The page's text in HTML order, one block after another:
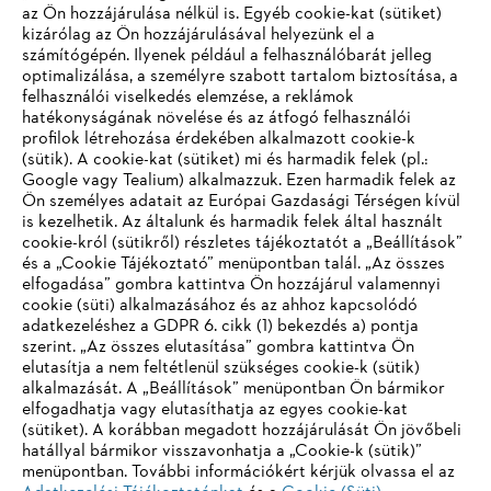
lopásvédelem csak néhány azok közül a funkciók közül, amelyeken
a fejlesztőcsapatok dolgoznak. Az analóg égéstechnika rajongóinak
azonban nem kell aggódniuk, hogy az általuk kedvelt valódi
láncfűrészes hangzás a jövőben kizárólag az MP3-ba kerül: A
STIHL is hű marad az eredetéhez, a benzinmotoros szerszámok
üzletágához.
Információk a beszállítók számára
Termékek
Kapcsolat
Karrier
Bejelentő rendszer
az Ön hozzájárulása nélkül is. Egyéb cookie-kat (sütiket)
kizárólag az Ön hozzájárulásával helyezünk el a
számítógépén. Ilyenek például a felhasználóbarát jelleg
optimalizálása, a személyre szabott tartalom biztosítása, a
felhasználói viselkedés elemzése, a reklámok
hatékonyságának növelése és az átfogó felhasználói
profilok létrehozása érdekében alkalmazott cookie-k
(sütik). A cookie-kat (sütiket) mi és harmadik felek (pl.:
Google vagy Tealium) alkalmazzuk. Ezen harmadik felek az
Ön személyes adatait az Európai Gazdasági Térségen kívül
is kezelhetik. Az általunk és harmadik felek által használt
cookie-król (sütikről) részletes tájékoztatót a „Beállítások”
és a „Cookie Tájékoztató” menüpontban talál. „Az összes
elfogadása” gombra kattintva Ön hozzájárul valamennyi
cookie (süti) alkalmazásához és az ahhoz kapcsolódó
adatkezeléshez a GDPR 6. cikk (1) bekezdés a) pontja
szerint. „Az összes elutasítása” gombra kattintva Ön
elutasítja a nem feltétlenül szükséges cookie-k (sütik)
alkalmazását. A „Beállítások” menüpontban Ön bármikor
elfogadhatja vagy elutasíthatja az egyes cookie-kat
(sütiket). A korábban megadott hozzájárulását Ön jövőbeli
hatállyal bármikor visszavonhatja a „Cookie-k (sütik)”
menüpontban. További információkért kérjük olvassa el az